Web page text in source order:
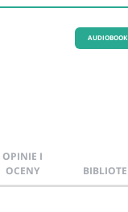
AUDIOBOOK
OPINIE I
OCENY